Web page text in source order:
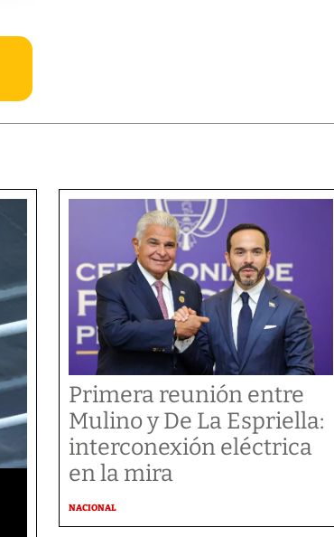
Primera reunión entre
Mulino y De La Espriella:
interconexión eléctrica
en la mira
NACIONAL